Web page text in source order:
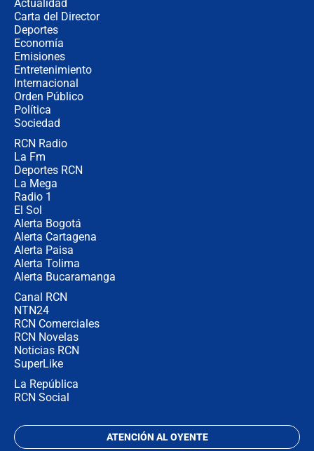
Actualidad
Carta del Director
Deportes
Economía
Emisiones
Entretenimiento
Internacional
Orden Público
Política
Sociedad
RCN Radio
La Fm
Deportes RCN
La Mega
Radio 1
El Sol
Alerta Bogotá
Alerta Cartagena
Alerta Paisa
Alerta Tolima
Alerta Bucaramanga
Canal RCN
NTN24
RCN Comerciales
RCN Novelas
Noticias RCN
SuperLike
La República
RCN Social
ATENCIÓN AL OYENTE